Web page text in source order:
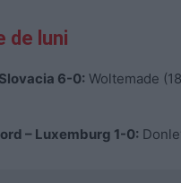
de luni
6-0: Woltemade
– Luxemburg 1-0: